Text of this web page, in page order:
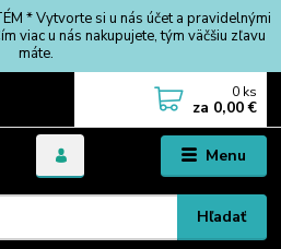
* Vytvorte si u nás účet a pravidelnými
viac u nás nakupujete, tým väčšiu zľavu
máte.
Menu
Hľadať
0 ks
za 0,00 €